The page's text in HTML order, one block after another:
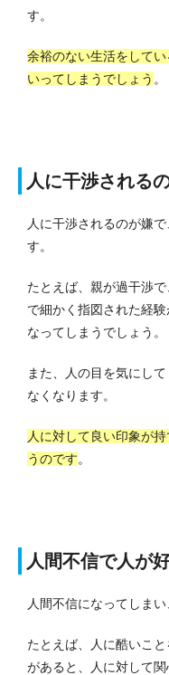
す。
余裕のない生活をして
いってしまうでしょう 。
人に干渉される
人に干渉されるのが嫌
す。
たとえば、親が過干渉
で細かく指図された経
なってしまうでしょう。
また、人の目を気にし
なくなります。
人に対して良い印象が
うのです。
人間不信で人が
人間不信になってしま
たとえば、人に酷いこ
があると、人に対して関